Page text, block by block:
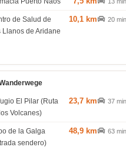
de Salud de
Llanos de Aridane
10,1 km 20 min
El Pilar (Ruta
Volcanes)
23,7 km 37 min
de la Galga
sendero)
48,9 km 63 min